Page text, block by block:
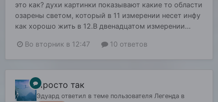
это как? духи картинки показывают какие то области
озарены светом, который в 11 измерении несет инфу
как хорошо жить в 12.В двенадцатом измерении...
Во вторник в 12:47 10 ответов
Просто так
Эдуард ответил в теме пользователя Легенда в